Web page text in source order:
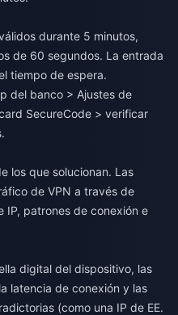
durante 5 minutos,
de 60 segundos. La entrada
tiempo de espera.
del banco > Ajustes de
SecureCode > verificar
los que solucionan. Las
de VPN a través de
IP, patrones de conexión e
digital del dispositivo, las
latencia de conexión y las
(como una IP de EE.